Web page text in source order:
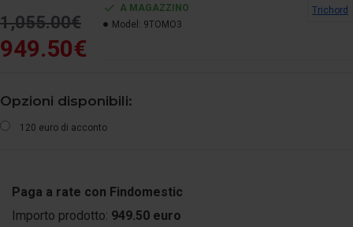
949.50€
1,055.00€
A MAGAZZINO
Model: 9TOMO3
Trichord
Opzioni disponibili:
120 euro di acconto
Paga a rate con Findomestic
Importo prodotto: 949.50 euro